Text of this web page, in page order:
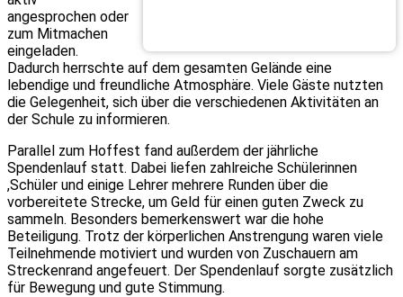
angesprochen oder
zum Mitmachen
eingeladen.
Dadurch herrschte auf dem gesamten Gelände eine
lebendige und freundliche Atmosphäre. Viele Gäste nutzten
die Gelegenheit, sich über die verschiedenen Aktivitäten an
der Schule zu informieren.
Parallel zum Hoffest fand außerdem der jährliche
Spendenlauf statt. Dabei liefen zahlreiche Schülerinnen
,Schüler und einige Lehrer mehrere Runden über die
vorbereitete Strecke, um Geld für einen guten Zweck zu
sammeln. Besonders bemerkenswert war die hohe
Beteiligung. Trotz der körperlichen Anstrengung waren viele
Teilnehmende motiviert und wurden von Zuschauern am
Streckenrand angefeuert. Der Spendenlauf sorgte zusätzlich
für Bewegung und gute Stimmung.